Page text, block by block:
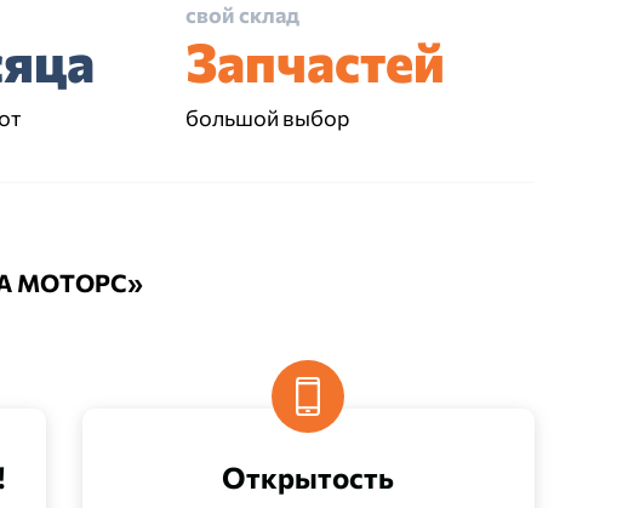
свой склад
Запчастей
большой выбор
МОТОРС»
Открытость